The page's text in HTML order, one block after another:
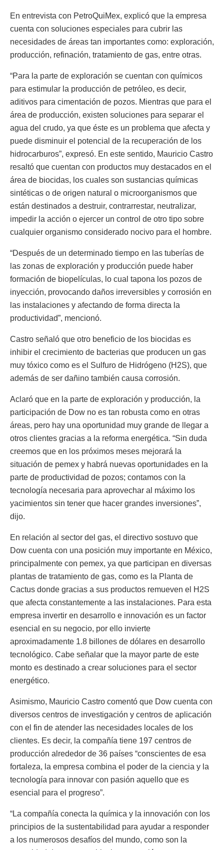
En entrevista con PetroQuiMex, explicó que la empresa
cuenta con soluciones especiales para cubrir las
necesidades de áreas tan importantes como: exploración,
producción, refinación, tratamiento de gas, entre otras.
“Para la parte de exploración se cuentan con químicos
para estimular la producción de petróleo, es decir,
aditivos para cimentación de pozos. Mientras que para el
área de producción, existen soluciones para separar el
agua del crudo, ya que éste es un problema que afecta y
puede disminuir el potencial de la recuperación de los
hidrocarburos”, expresó. En este sentido, Mauricio Castro
resaltó que cuentan con productos muy destacados en el
área de biocidas, los cuales son sustancias químicas
sintéticas o de origen natural o microorganismos que
están destinados a destruir, contrarrestar, neutralizar,
impedir la acción o ejercer un control de otro tipo sobre
cualquier organismo considerado nocivo para el hombre.
“Después de un determinado tiempo en las tuberías de
las zonas de exploración y producción puede haber
formación de biopelículas, lo cual tapona los pozos de
inyección, provocando daños irreversibles y corrosión en
las instalaciones y afectando de forma directa la
productividad”, mencionó.
Castro señaló que otro beneficio de los biocidas es
inhibir el crecimiento de bacterias que producen un gas
muy tóxico como es el Sulfuro de Hidrógeno (H2S), que
además de ser dañino también causa corrosión.
Aclaró que en la parte de exploración y producción, la
participación de Dow no es tan robusta como en otras
áreas, pero hay una oportunidad muy grande de llegar a
otros clientes gracias a la reforma energética. “Sin duda
creemos que en los próximos meses mejorará la
situación de pemex y habrá nuevas oportunidades en la
parte de productividad de pozos; contamos con la
tecnología necesaria para aprovechar al máximo los
yacimientos sin tener que hacer grandes inversiones”,
dijo.
En relación al sector del gas, el directivo sostuvo que
Dow cuenta con una posición muy importante en México,
principalmente con pemex, ya que participan en diversas
plantas de tratamiento de gas, como es la Planta de
Cactus donde gracias a sus productos remueven el H2S
que afecta constantemente a las instalaciones. Para esta
empresa invertir en desarrollo e innovación es un factor
esencial en su negocio, por ello invierte
aproximadamente 1.8 billones de dólares en desarrollo
tecnológico. Cabe señalar que la mayor parte de este
monto es destinado a crear soluciones para el sector
energético.
Asimismo, Mauricio Castro comentó que Dow cuenta con
diversos centros de investigación y centros de aplicación
con el fin de atender las necesidades locales de los
clientes. Es decir, la compañía tiene 197 centros de
producción alrededor de 36 países “conscientes de esa
fortaleza, la empresa combina el poder de la ciencia y la
tecnología para innovar con pasión aquello que es
esencial para el progreso”.
“La compañía conecta la química y la innovación con los
principios de la sustentabilidad para ayudar a responder
a los numerosos desafíos del mundo, como son la